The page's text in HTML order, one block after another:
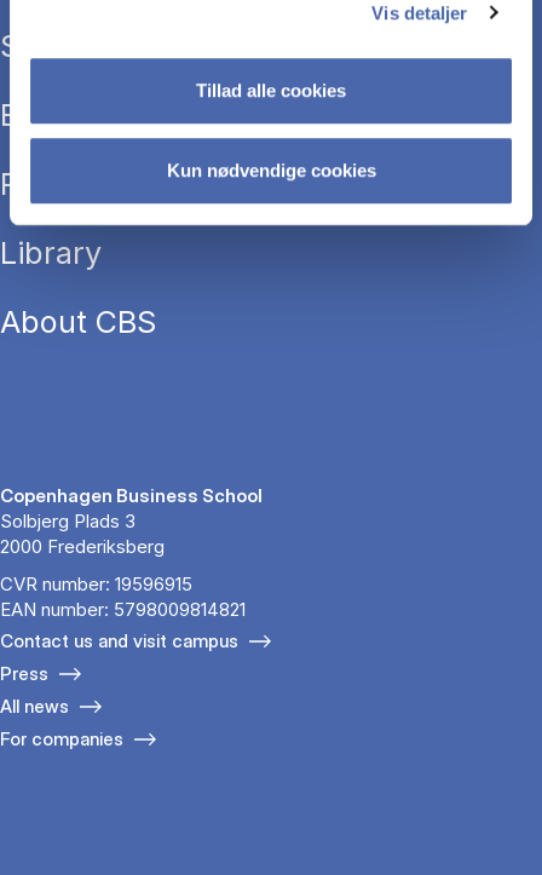
Vis detaljer
Tillad alle cookies
Kun nødvendige cookies
Study programmes
Executive education
Research
Library
About CBS
Copenhagen Business School
Solbjerg Plads 3
2000 Frederiksberg
CVR number: 19596915
EAN number: 5798009814821
Contact us and visit campus
Press
All news
For companies